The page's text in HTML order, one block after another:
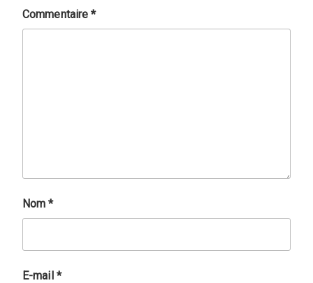
Commentaire*
Nom*
E-mail *